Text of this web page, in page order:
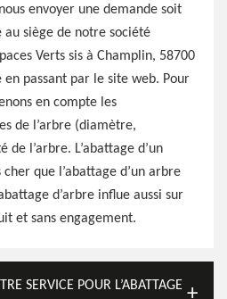
envoyer une demande soit
au siège de notre société
Verts sis à Champlin, 58700
passant par le site web. Pour
en compte les
de l’arbre (diamètre,
de l’arbre. L’abattage d’un
que l’abattage d’un arbre
d’arbre influe aussi sur
et sans engagement.
SERVICE POUR L’ABATTAGE